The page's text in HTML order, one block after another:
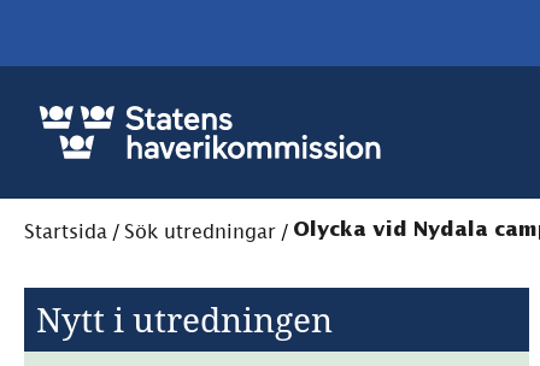
Startsida / Sök utredningar / Olycka vid Nydala
Nytt i utredningen